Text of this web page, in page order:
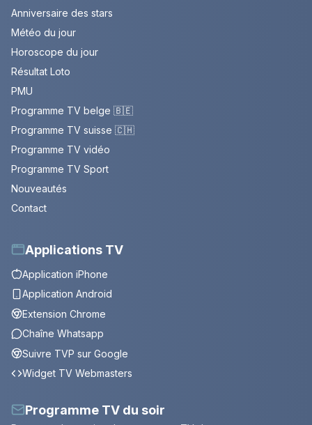
Anniversaire des stars
Météo du jour
Horoscope du jour
Résultat Loto
PMU
Programme TV belge 🇧🇪
Programme TV suisse 🇨🇭
Programme TV vidéo
Programme TV Sport
Nouveautés
Contact
Applications TV
Application iPhone
Application Android
Extension Chrome
Chaîne Whatsapp
Suivre TVP sur Google
Widget TV Webmasters
Programme TV du soir